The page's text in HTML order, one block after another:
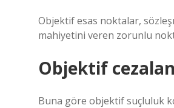
Objektif esas noktalar,
mahiyetini veren zorunlu
Objektif
Buna göre objektif suçluluk